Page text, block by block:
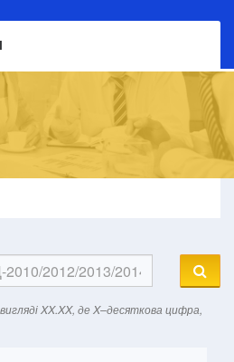
XX.XX, де X–десяткова цифра,